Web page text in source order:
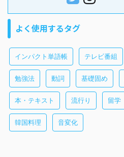
よく使用するタグ
インパクト単語帳 テレビ番組
勉強法 動詞 基礎固め
本・テキスト 流行り 留学
韓国料理 音変化